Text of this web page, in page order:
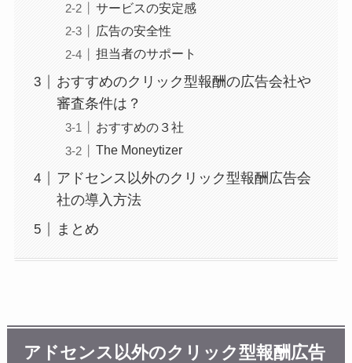
サービスの安定感
広告の安全性
担当者のサポート
おすすめのクリック型報酬の広告会社や
審査条件は？
おすすめの３社
The Moneytizer
アドセンス以外のクリック型報酬広告会
社の導入方法
まとめ
アドセンス以外のクリック型報酬広告